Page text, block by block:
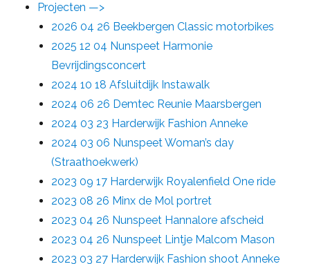
Projecten —>
2026 04 26 Beekbergen Classic motorbikes
2025 12 04 Nunspeet Harmonie
Bevrijdingsconcert
2024 10 18 Afsluitdijk Instawalk
2024 06 26 Demtec Reunie Maarsbergen
2024 03 23 Harderwijk Fashion Anneke
2024 03 06 Nunspeet Woman’s day
(Straathoekwerk)
2023 09 17 Harderwijk Royalenfield One ride
2023 08 26 Minx de Mol portret
2023 04 26 Nunspeet Hannalore afscheid
2023 04 26 Nunspeet Lintje Malcom Mason
2023 03 27 Harderwijk Fashion shoot Anneke